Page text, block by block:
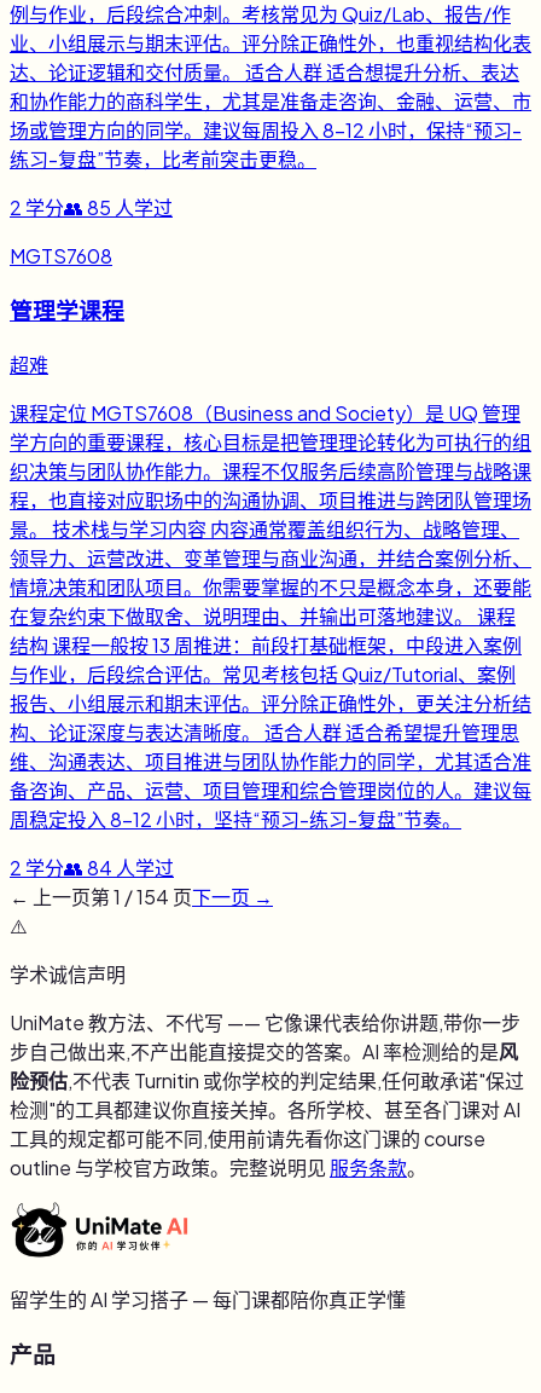
例与作业，后段综合冲刺。考核常见为 Quiz/Lab、报告/作
业、小组展示与期末评估。评分除正确性外，也重视结构化表
达、论证逻辑和交付质量。 适合人群 适合想提升分析、表达
和协作能力的商科学生，尤其是准备走咨询、金融、运营、市
场或管理方向的同学。建议每周投入 8-12 小时，保持“预习-
练习-复盘”节奏，比考前突击更稳。
2 学分👥85 人学过
MGTS7608
管理学课程
超难
课程定位 MGTS7608（Business and Society）是 UQ 管理
学方向的重要课程，核心目标是把管理理论转化为可执行的组
织决策与团队协作能力。课程不仅服务后续高阶管理与战略课
程，也直接对应职场中的沟通协调、项目推进与跨团队管理场
景。 技术栈与学习内容 内容通常覆盖组织行为、战略管理、
领导力、运营改进、变革管理与商业沟通，并结合案例分析、
情境决策和团队项目。你需要掌握的不只是概念本身，还要能
在复杂约束下做取舍、说明理由、并输出可落地建议。 课程
结构 课程一般按 13 周推进：前段打基础框架，中段进入案例
与作业，后段综合评估。常见考核包括 Quiz/Tutorial、案例
报告、小组展示和期末评估。评分除正确性外，更关注分析结
构、论证深度与表达清晰度。 适合人群 适合希望提升管理思
维、沟通表达、项目推进与团队协作能力的同学，尤其适合准
备咨询、产品、运营、项目管理和综合管理岗位的人。建议每
周稳定投入 8-12 小时，坚持“预习-练习-复盘”节奏。
2 学分👥84 人学过
← 上一页第1 /154 页下一页 →
⚠️
学术诚信声明
UniMate 教方法、不代写 —— 它像课代表给你讲题,带你一步
步自己做出来,不产出能直接提交的答案。AI 率检测给的是风
险预估,不代表 Turnitin 或你学校的判定结果,任何敢承诺"保过
检测"的工具都建议你直接关掉。各所学校、甚至各门课对 AI
工具的规定都可能不同,使用前请先看你这门课的 course
outline 与学校官方政策。完整说明见 服务条款。
留学生的 AI 学习搭子 — 每门课都陪你真正学懂
产品